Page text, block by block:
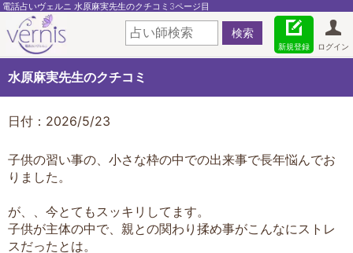
電話占いヴェルニ 水原麻実先生のクチコミ3ページ目
ログイン
新規登録
水原麻実先生のクチコミ
日付：2026/5/23
子供の習い事の、小さな枠の中での出来事で長年悩んでお
りました。
が、、今とてもスッキリしてます。
子供が主体の中で、親との関わり揉め事がこんなにストレ
スだったとは。